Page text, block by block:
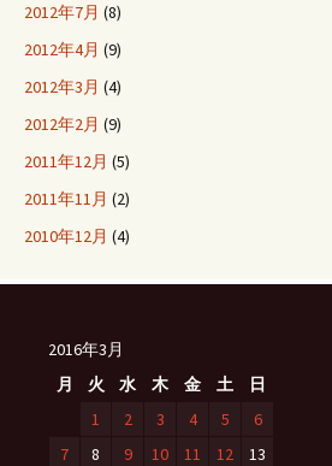
2012年7月 (8)
2012年4月 (9)
2012年3月 (4)
2012年2月 (9)
2011年12月 (5)
2011年11月 (2)
2010年12月 (4)
2016年3月
月
火 水 木 金 土
日
1
2 3 4 5
6
7
8 9 10 11 12
13